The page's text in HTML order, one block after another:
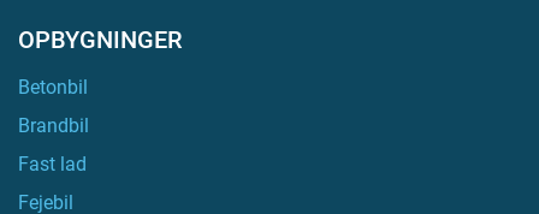
OPBYGNINGER
Betonbil
Brandbil
Fast lad
Fejebil